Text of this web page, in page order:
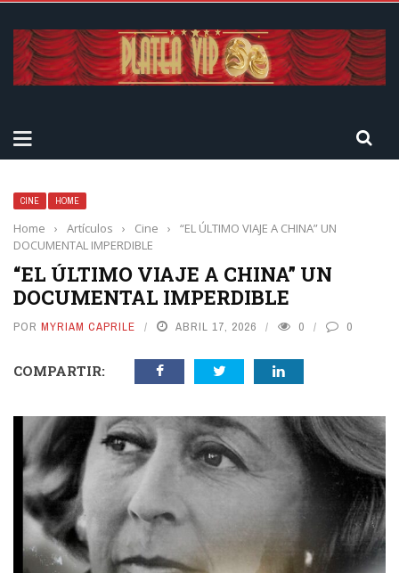
CINE HOME
Home › Artículos › Cine ›
“EL ÚLTIMO VIAJE A CHINA” UN
DOCUMENTAL IMPERDIBLE
“EL ÚLTIMO VIAJE A CHINA” UN
DOCUMENTAL IMPERDIBLE
POR MYRIAM CAPRILE ABRIL 17, 2026 0 0
COMPARTIR: